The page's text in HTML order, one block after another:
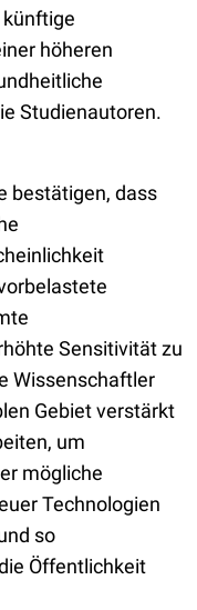
höheren
Studienautoren.
bestätigen, dass
Sensitivität zu
Wissenschaftler
Gebiet verstärkt
um
mögliche
Technologien
so
Öffentlichkeit